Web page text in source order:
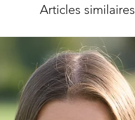
Articles similaires